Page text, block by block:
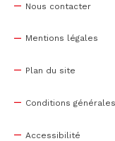
Nous contacter
Mentions légales
Plan du site
Conditions générales
Accessibilité